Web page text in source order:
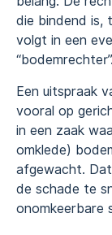
die bindend is,
volgt in een
“bodemrechter”.
Een uitspraak
vooral op
in een zaak
omklede)
afgewacht.
de schade te
onomkeerbare